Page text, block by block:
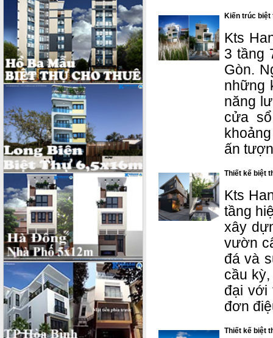
Kiến trúc biệt
Kts
3 tầng
Gòn.
những
năng
cửa
ấn
Thiết kế biệt
Kts
tầng
xây
vườn
đá và
cầu
đại với
đơn
Thiết kế biệt